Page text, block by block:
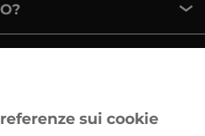
sui cookie